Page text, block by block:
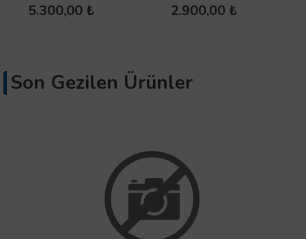
5.300,00 ₺ 2.900,00 ₺
Son Gezilen Ürünler